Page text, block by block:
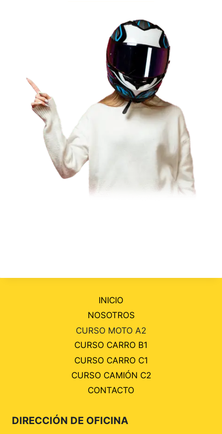
INICIO
NOSOTROS
CURSO MOTO A2
CURSO CARRO B1
CURSO CARRO C1
CURSO CAMIÓN C2
CONTACTO
DIRECCIÓN DE OFICINA